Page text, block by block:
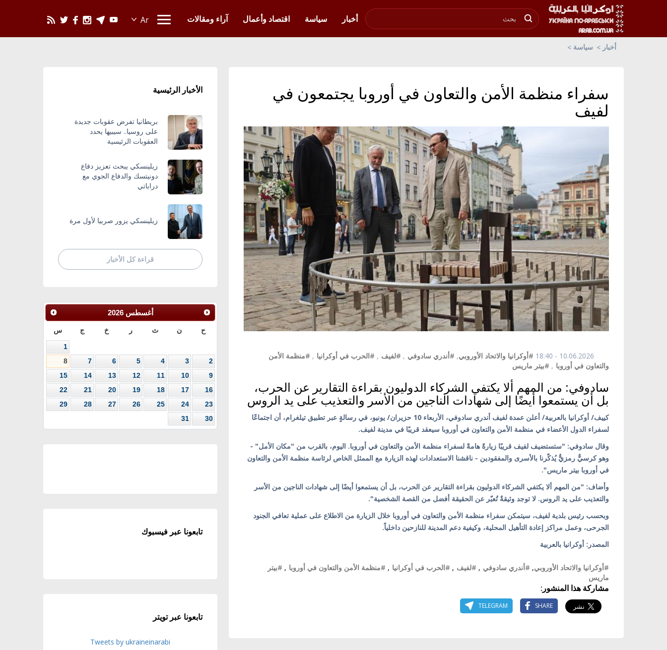
أخبار
سياسة اقتصاد وأعمال آراء ومقالات
أخبار سياسة
سفراء منظمة الأمن والتعاون في أوروبا يجتمعون في
لفيف
10.06.2026 - 18:40 #أوكرانيا والاتحاد الأوروبي, #أندري سادوفي , #لفيف , #الحرب في أوكرانيا , #منظمة الأمن
والتعاون في أوروبا , #بيتر ماريس
سادوفي: من المهم ألا يكتفي الشركاء الدوليون بقراءة التقارير عن الحرب،
بل أن يستمعوا أيضًا إلى شهادات الناجين من الأسر والتعذيب على يد الروس
كييف/ أوكرانيا بالعربية/ أعلن عمدة لفيف أندري سادوفي، الأربعاء 10 حزيران/ يونيو، في رسالةٍ عبر تطبيق تيلغرام، أن اجتماعًا
لسفراء الدول الأعضاء في منظمة الأمن والتعاون في أوروبا سيعقد قريبًا في مدينة لفيف.
وقال سادوفي: "ستستضيف لفيف قريبًا زيارةً هامةً لسفراء منظمة الأمن والتعاون في أوروبا. اليوم، بالقرب من "مكان الأمل" -
وهو كرسيٌّ رمزيٌّ يُذكّرنا بالأسرى والمفقودين - ناقشنا الاستعدادات لهذه الزيارة مع الممثل الخاص لرئاسة منظمة الأمن والتعاون
في أوروبا بيتر ماريس".
وأضاف: "من المهم ألا يكتفي الشركاء الدوليون بقراءة التقارير عن الحرب، بل أن يستمعوا أيضًا إلى شهادات الناجين من الأسر
والتعذيب على يد الروس. لا توجد وثيقةٌ تُعبّر عن الحقيقة أفضل من القصة الشخصية".
وبحسب رئيس بلدية لفيف، سيتمكن سفراء منظمة الأمن والتعاون في أوروبا خلال الزيارة من الاطلاع على عملية تعافي الجنود
الجرحى، وعمل مراكز إعادة التأهيل المحلية، وكيفية دعم المدينة للنازحين داخلياً.
المصدر: أوكرانيا بالعربية
#أوكرانيا والاتحاد الأوروبي, #أندري سادوفي , #لفيف , #الحرب في أوكرانيا , #منظمة الأمن والتعاون في أوروبا , #بيتر
ماريس
مشاركة هذا المنشور:
SHARE
TELEGRAM
الأخبار الرئيسية
بريطانيا تفرض عقوبات جديدة
على روسيا.. سيبيها يحدد
العقوبات الرئيسية
زيلينسكي يبحث تعزيز دفاع
دونيتسك والدفاع الجوي مع
دراباتي
زيلينسكي يزور صربيا لأول مرة
قراءة كل الأخبار
أغسطس 2026
ح ن ث ر خ ج س
1
2
3
4
5
6
7
8
9
10
11
12
13
14
15
16
17
18
19
20
21
22
23
24
25
26
27
28
29
30
31
تابعونا عبر فيسبوك
تابعونا عبر تويتر
Tweets by ukraineinarabi